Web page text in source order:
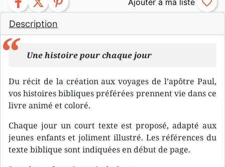
Description
Une histoire pour chaque jour
Du récit de la création aux voyages de l’apôtre Paul,
vos histoires bibliques préférées prennent vie dans ce
livre animé et coloré.
Chaque jour un court texte est proposé, adapté aux
jeunes enfants et joliment illustré. Les références du
texte biblique sont indiquées en début de page.